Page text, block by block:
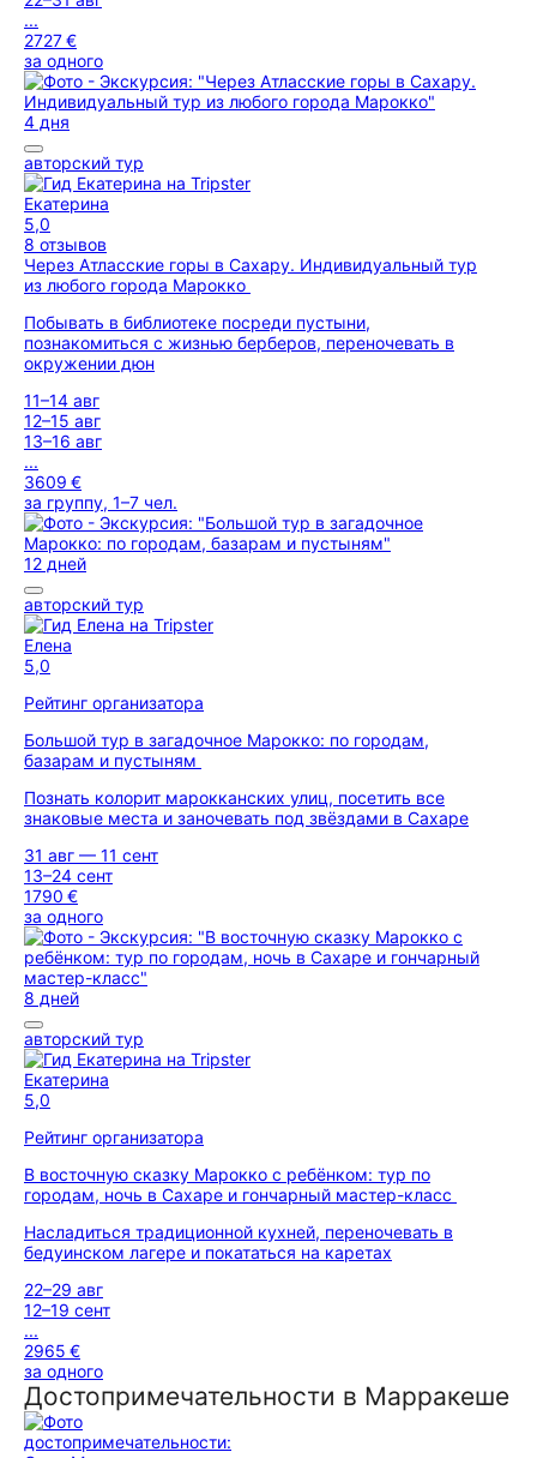
...
2727 €
за одного
4 дня
авторский тур
Екатерина
5,0
8 отзывов
Через Атласские горы в Сахару. Индивидуальный тур
из любого города Марокко
Побывать в библиотеке посреди пустыни,
познакомиться с жизнью берберов, переночевать в
окружении дюн
11–14 авг
12–15 авг
13–16 авг
...
3609 €
за группу, 1–7 чел.
12 дней
авторский тур
Елена
5,0
Рейтинг организатора
Большой тур в загадочное Марокко: по городам,
базарам и пустыням
Познать колорит марокканских улиц, посетить все
знаковые места и заночевать под звёздами в Сахаре
31 авг — 11 сент
13–24 сент
1790 €
за одного
8 дней
авторский тур
Екатерина
5,0
Рейтинг организатора
В восточную сказку Марокко с ребёнком: тур по
городам, ночь в Сахаре и гончарный мастер-класс
Насладиться традиционной кухней, переночевать в
бедуинском лагере и покататься на каретах
22–29 авг
12–19 сент
...
2965 €
за одного
Достопримечательности в Марракеше